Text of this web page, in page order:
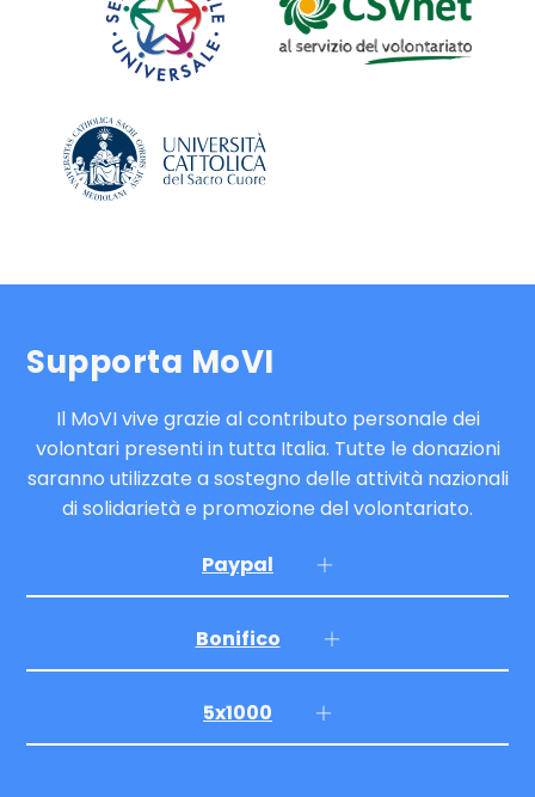
Supporta MoVI
Il MoVI vive grazie al contributo personale dei
volontari presenti in tutta Italia. Tutte le donazioni
saranno utilizzate a sostegno delle attività nazionali
di solidarietà e promozione del volontariato.
Paypal
Bonifico
5x1000